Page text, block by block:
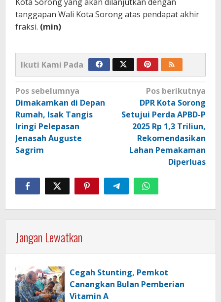
tanggapan Wali Kota Sorong atas pendapat akhir
fraksi. (min)
Ikuti Kami Pada
Navigasi
pos
Pos sebelumnya
Dimakamkan di Depan
Rumah, Isak Tangis
Iringi Pelepasan
Jenasah Auguste
Sagrim
Pos berikutnya
DPR Kota Sorong
Setujui Perda APBD-P
2025 Rp 1,3 Triliun,
Rekomendasikan
Lahan Pemakaman
Diperluas
Jangan Lewatkan
Cegah Stunting, Pemkot
Canangkan Bulan Pemberian
Vitamin A